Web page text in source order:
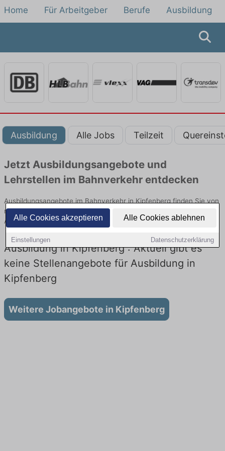
Alle Cookies akzeptieren Alle Cookies ablehnen
Einstellungen Datenschutzerklärung
Home Für Arbeitgeber Berufe Ausbildung
Ausbildung Alle Jobs Teilzeit
Jetzt Ausbildungsangebote und
Lehrstellen im Bahnverkehr entdecken
Ausbildungsangebote im Bahnverkehr in Kipfenberg finden Sie von
namhaften Firmen. Entdecken Sie freie Optionen von Top-
Arbeitgebern und bewerben Sie sich noch heute.
Ausbildung in Kipfenberg : Aktuell gibt es
keine Stellenangebote für Ausbildung in
Kipfenberg
Weitere Jobangebote in Kipfenberg